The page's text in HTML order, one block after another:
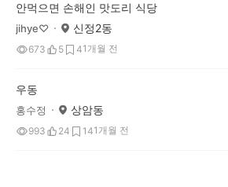
안먹으면 손해인 맛도리 식당
jihye♡ 신정2동
673 5 41개월 전
우동
홍수정 상암동
993 24 141개월 전